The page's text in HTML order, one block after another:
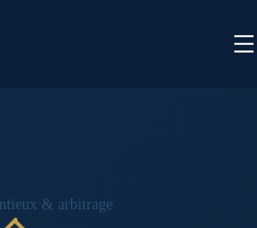
& arbitrage